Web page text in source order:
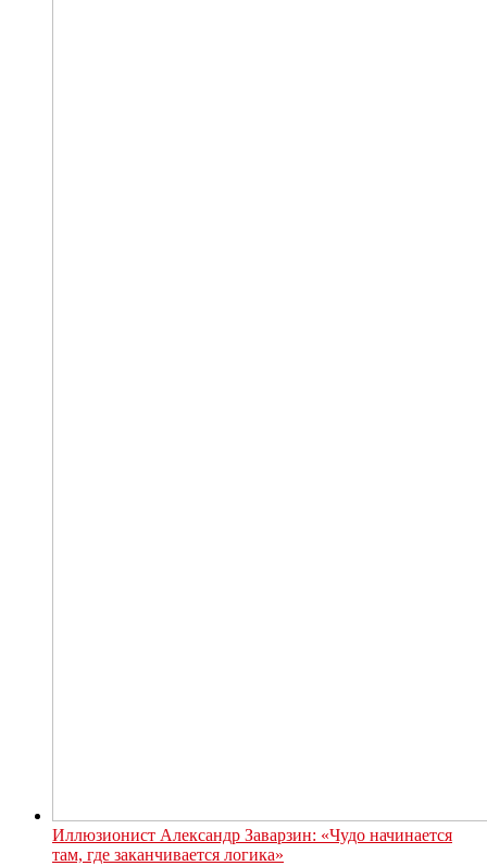
Иллюзионист Александр Заварзин: «Чудо начинается
там, где заканчивается логика»